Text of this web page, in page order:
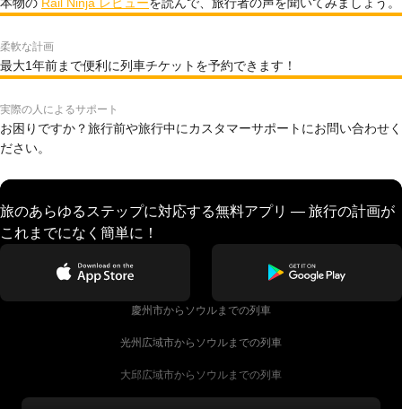
柔軟な計画
最大1年前まで便利に列車チケットを予約できます！
実際の人によるサポート
お困りですか？旅行前や旅行中にカスタマーサポートにお問い合わせく
ださい。
旅のあらゆるステップに対応する無料アプリ — 旅行の計画が
これまでになく簡単に！
慶州市からソウルまでの列車
光州広域市からソウルまでの列車
大邱広域市からソウルまでの列車